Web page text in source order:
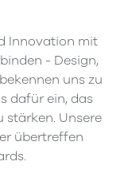
Innovation mit
- Design,
uns zu
dafür ein, das
stärken. Unsere
übertreffen